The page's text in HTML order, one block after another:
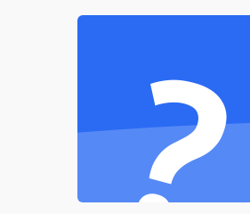
аккумулятором